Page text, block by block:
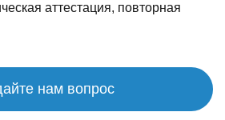
аттестация, повторная
нам вопрос